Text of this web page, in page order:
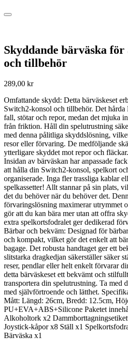
Skyddande bärväska för
och tillbehör
289,00 kr
Omfattande skydd: Detta bärväskeset
Switch2-konsol och tillbehör. Det
fall, stötar och repor, medan det mjuka
från friktion. Håll din spelutrustning
med denna pålitliga skyddslösning,
resor eller förvaring. De medföljande
ytterligare skyddet mot repor och
Insidan av bärväskan har anpassade
att hålla din Switch2-konsol, spelkort
organiserade. Inga fler trassliga kablar
spelkassetter! Allt stannar på sin plats,
det du behöver när du behöver det.
förvaringslösning maximerar utrymmet
gör att du kan bära mer utan att offra
extra spelkortsfodralet ger dedikerad
Bärbar och bekväm: Designad för
och kompakt, vilket gör det enkelt att
bagage. Det robusta handtaget ger ett
slitstarka dragkedjan säkerställer säker
reser, pendlar eller helt enkelt förvarar
detta bärväskeset ett bekvämt och
transportera din spelutrustning. Ta med
med självförtroende och lätthet.
Mått: Längd: 26cm, Bredd: 12.5cm,
PU+EVA+ABS+Silicone Paketet
Alkoholtork x2
Joystick-kåpor x8 Ställ x1
Bärväska x1